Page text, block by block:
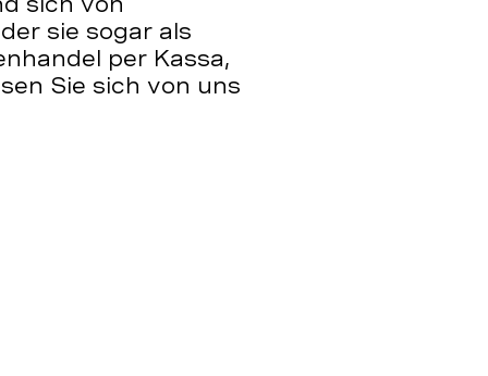
sie sogar als
per Kassa,
Sie sich von uns